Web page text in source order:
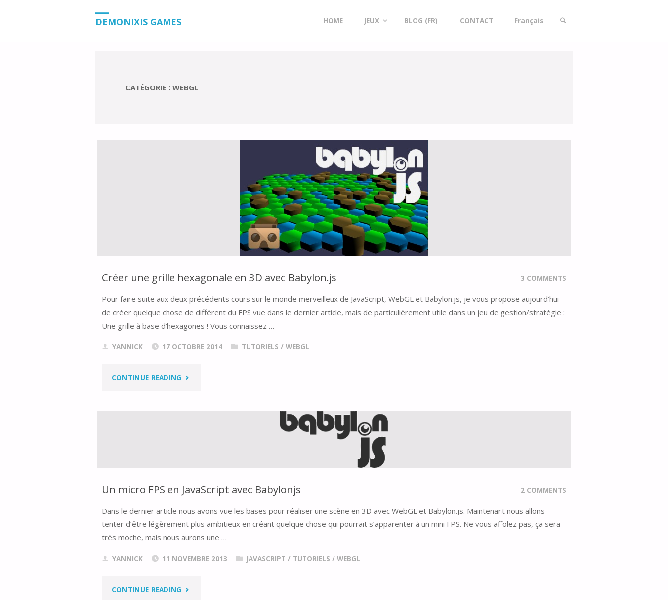
DEMONIXIS GAMES HOME JEUX BLOG (FR) CONTACT Français
CATÉGORIE : WEBGL
Créer une grille hexagonale en 3D avec Babylon.js 3 COMMENTS
Pour faire suite aux deux précédents cours sur le monde merveilleux de JavaScript, WebGL et Babylon.js, je vous propose aujourd’hui
de créer quelque chose de différent du FPS vue dans le dernier article, mais de particulièrement utile dans un jeu de gestion/stratégie :
Une grille à base d’hexagones ! Vous connaissez …
YANNICK 17 OCTOBRE 2014 TUTORIELS /WEBGL
CONTINUE READING "CRÉER
3D
AVEC
BABYLON.JS"
Un micro FPS en JavaScript avec Babylonjs 2 COMMENTS
Dans le dernier article nous avons vue les bases pour réaliser une scène en 3D avec WebGL et Babylon.js. Maintenant nous allons
tenter d’être légèrement plus ambitieux en créant quelque chose qui pourrait s’apparenter à un mini FPS. Ne vous affolez pas, ça sera
très moche, mais nous aurons une …
YANNICK 11 NOVEMBRE 2013 JAVASCRIPT / TUTORIELS /WEBGL
CONTINUE READING "UN